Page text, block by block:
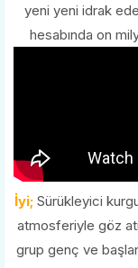
yeni yeni idrak
hesabında on
İyi;Sürükleyici
atmosferiyle göz
grup genç ve